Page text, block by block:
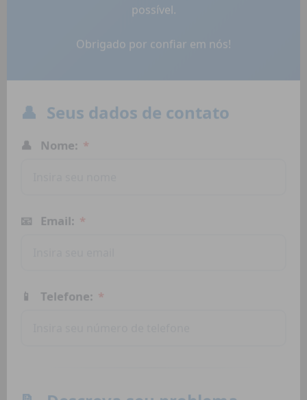
possível.
Obrigado por confiar em nós!
👤 Seus dados de contato
👤 Nome: *
📧 Email: *
📱 Telefone: *